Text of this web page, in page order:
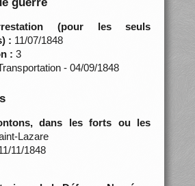
(pour les seuls
: 11/07/1848
: 3
- 04/09/1848
dans les forts ou les
Lazare
11/1848